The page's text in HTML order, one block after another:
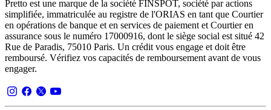
Pretto est une marque de la société FINSPOT, société par actions
simplifiée, immatriculée au registre de l'ORIAS en tant que Courtier
en opérations de banque et en services de paiement et Courtier en
assurance sous le numéro 17000916, dont le siège social est situé 42
Rue de Paradis, 75010 Paris. Un crédit vous engage et doit être
remboursé. Vérifiez vos capacités de remboursement avant de vous
engager.